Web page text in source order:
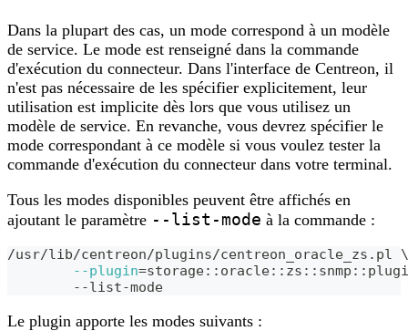
Dans la plupart des cas, un mode correspond à un modèle
de service. Le mode est renseigné dans la commande
d'exécution du connecteur. Dans l'interface de Centreon, il
n'est pas nécessaire de les spécifier explicitement, leur
utilisation est implicite dès lors que vous utilisez un
modèle de service. En revanche, vous devrez spécifier le
mode correspondant à ce modèle si vous voulez tester la
commande d'exécution du connecteur dans votre terminal.
Tous les modes disponibles peuvent être affichés en
ajoutant le paramètre --list-mode à la commande :
/usr/lib/centreon/plugins/centreon_oracle_zs.pl \
--plugin=
	--list-mode
Le plugin apporte les modes suivants :